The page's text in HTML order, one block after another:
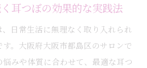
耳つぼの効果的な実践法
日常生活に無理なく取り入れられ
。大阪府大阪市都島区のサロンで
みや体質に合わせて、最適な耳つ